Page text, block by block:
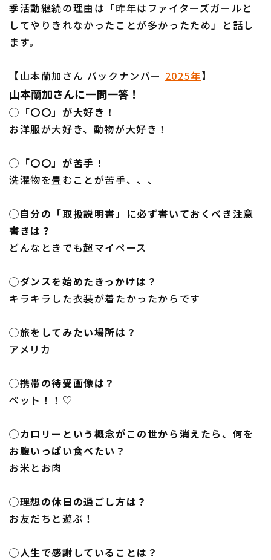
特定商取引法の表示 アルバイト募集（別ウィンドウで開く
季活動継続の理由は「昨年はファイターズガールと
してやりきれなかったことが多かったため」と話し
ます。
【山本蘭加さん バックナンバー 2025年】
山本蘭加さんに一問一答！
◯「〇〇」が大好き！
お洋服が大好き、動物が大好き！
◯「〇〇」が苦手！
洗濯物を畳むことが苦手、、、
◯自分の「取扱説明書」に必ず書いておくべき注意
書きは？
どんなときでも超マイペース
◯ダンスを始めたきっかけは？
キラキラした衣装が着たかったからです
◯旅をしてみたい場所は？
アメリカ
◯携帯の待受画像は？
ペット！！♡
◯カロリーという概念がこの世から消えたら、何を
お腹いっぱい食べたい？
お米とお肉
◯理想の休日の過ごし方は？
お友だちと遊ぶ！
◯人生で感謝していることは？